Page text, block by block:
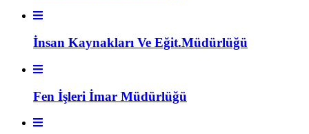
İnsan Kaynakları Ve Eğit.Müdürlüğü
Fen İşleri İmar Müdürlüğü